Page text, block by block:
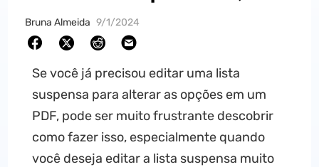
Bruna Almeida 9/1/2024
Se você já precisou editar uma lista
suspensa para alterar as opções em um
PDF, pode ser muito frustrante descobrir
como fazer isso, especialmente quando
você deseja editar a lista suspensa muito